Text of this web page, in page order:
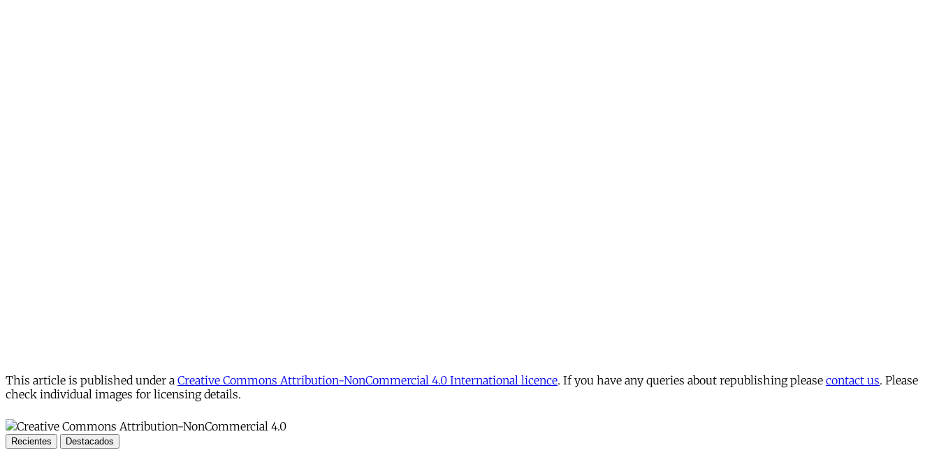
This article is published under a Creative Commons Attribution-NonCommercial 4.0 International licence. If you have any queries about republishing please contact us. Please
check individual images for licensing details.
Recientes Destacados